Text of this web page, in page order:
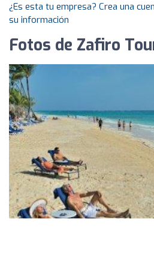
¿Es esta tu empresa? Crea una
su información
Fotos de Zafiro